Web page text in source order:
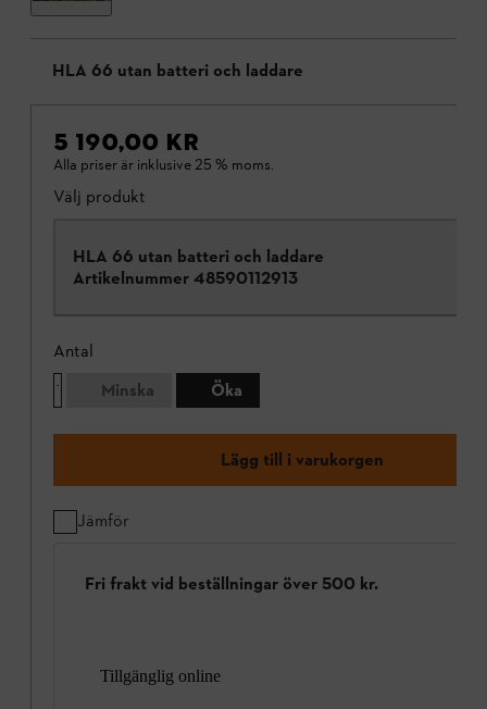
HLA 66 utan batteri och laddare
5 190,00 KR
Alla priser är inklusive 25 % moms.
Välj produkt
HLA 66 utan batteri och laddare
Artikelnummer 48590112913
Antal
Minska
Öka
Lägg till i varukorgen
Jämför
Fri frakt vid beställningar över 500 kr.
Tillgänglig online